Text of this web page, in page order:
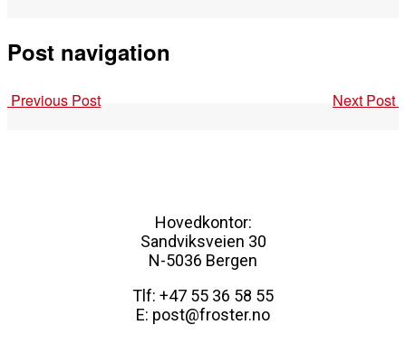
Post navigation
Previous Post Next Post
Hovedkontor:
Sandviksveien 30
N-5036 Bergen
Tlf: +47 55 36 58 55
E: post@froster.no